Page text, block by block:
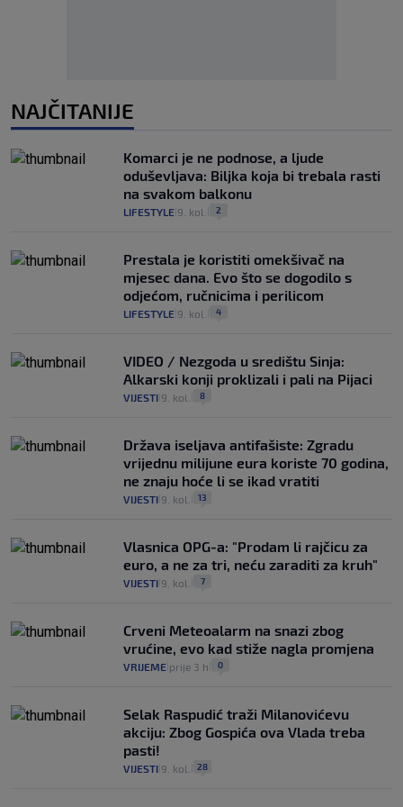
NAJČITANIJE
Komarci je ne podnose, a ljude
oduševljava: Biljka koja bi trebala rasti
na svakom balkonu
LIFESTYLE 9. kol. 2
Prestala je koristiti omekšivač na
mjesec dana. Evo što se dogodilo s
odjećom, ručnicima i perilicom
LIFESTYLE 9. kol. 4
VIDEO / Nezgoda u središtu Sinja:
Alkarski konji proklizali i pali na Pijaci
VIJESTI 9. kol. 8
Država iseljava antifašiste: Zgradu
vrijednu milijune eura koriste 70 godina,
ne znaju hoće li se ikad vratiti
VIJESTI 9. kol. 13
Vlasnica OPG-a: "Prodam li rajčicu za
euro, a ne za tri, neću zaraditi za kruh"
VIJESTI 9. kol. 7
Crveni Meteoalarm na snazi zbog
vrućine, evo kad stiže nagla promjena
VRIJEME prije 3 h 0
Selak Raspudić traži Milanovićevu
akciju: Zbog Gospića ova Vlada treba
pasti!
VIJESTI 9. kol. 28